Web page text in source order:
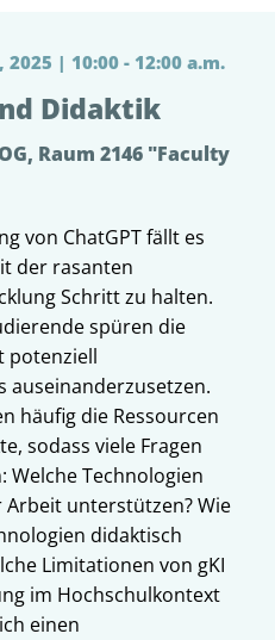
| 10:00 - 12:00 a.m.
Didaktik
Raum 2146 "Faculty
von ChatGPT fällt es
der rasanten
Schritt zu halten.
spüren die
potenziell
auseinanderzusetzen.
häufig die Ressourcen
sodass viele Fragen
Technologien
unterstützen? Wie
didaktisch
Limitationen von gKI
im Hochschulkontext
einen